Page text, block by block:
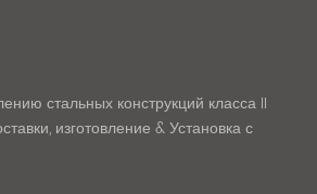
стальных конструкций класса II
изготовление & Установка с